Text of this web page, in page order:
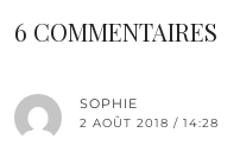
6 COMMENTAIRES
SOPHIE
2 AOÛT 2018 / 14:28